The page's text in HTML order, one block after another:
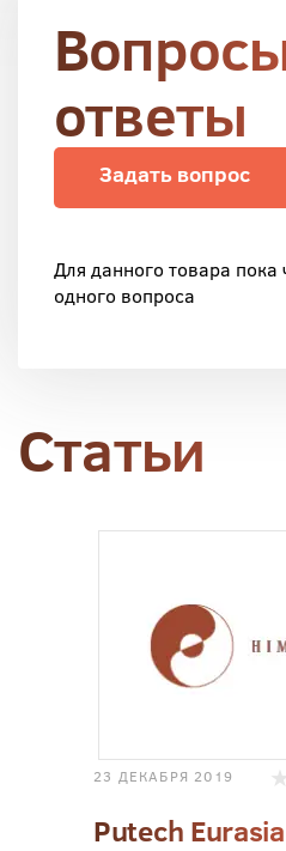
ответы
Задать вопрос
Для данного товара пока
одного вопроса
Статьи
23 ДЕКАБРЯ 2019
Putech